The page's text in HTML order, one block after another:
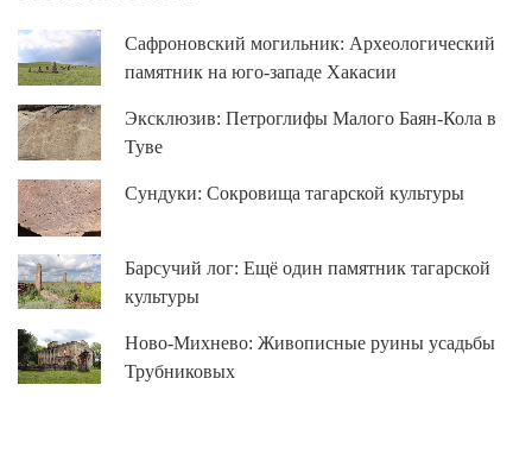
Сафроновский могильник: Археологический
памятник на юго-западе Хакасии
Эксклюзив: Петроглифы Малого Баян-Кола в
Туве
Сундуки: Сокровища тагарской культуры
Барсучий лог: Ещё один памятник тагарской
культуры
Ново-Михнево: Живописные руины усадьбы
Трубниковых